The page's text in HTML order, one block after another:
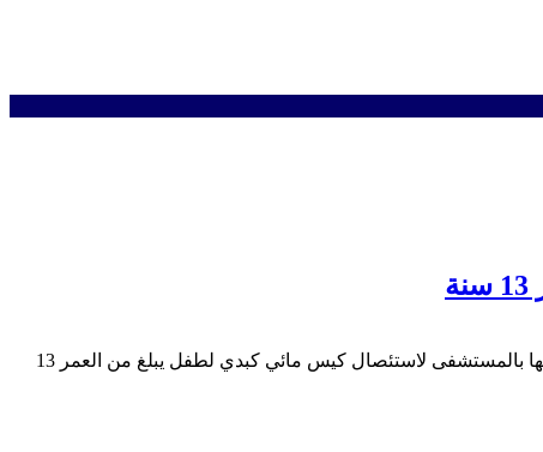
الانتفاضة/ رحال رحاني شهد المستشفى الإقليمي “للا حسناء” بمدينة اليوسفية نجاحًا طبيًا متميزًا، تمثل في إجراء أول عملية جراحية من نوعها بالمستشفى لاستئصال كيس مائي كبدي لطفل يبلغ من العمر 13